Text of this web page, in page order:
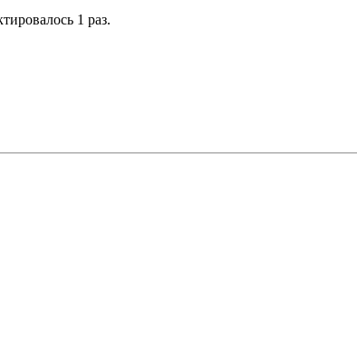
1 раз.